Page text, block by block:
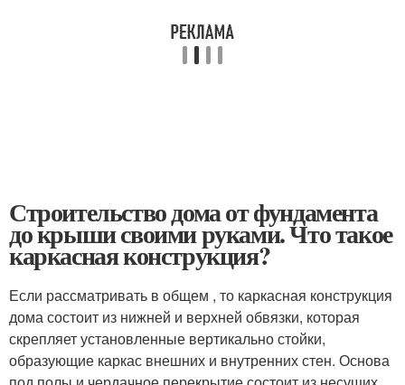
Строительство дома от фундамента
до крыши своими руками. Что такое
каркасная конструкция?
Если рассматривать в общем , то каркасная конструкция
дома состоит из нижней и верхней обвязки, которая
скрепляет установленные вертикально стойки,
образующие каркас внешних и внутренних стен. Основа